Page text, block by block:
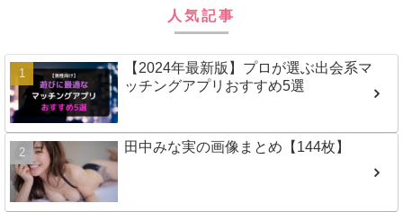
人気記事
【2024年最新版】プロが選ぶ出会系マ
ッチングアプリおすすめ5選
田中みな実の画像まとめ【144枚】